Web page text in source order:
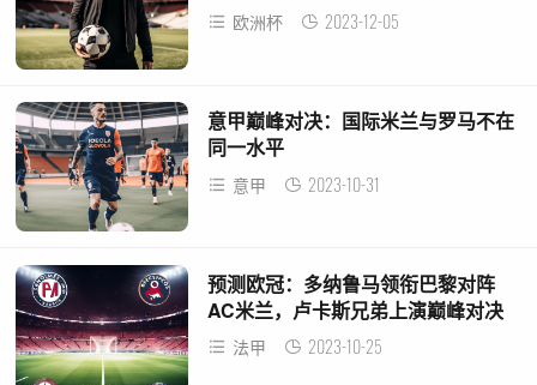
欧洲杯 2023-12-05
意甲巅峰对决：国际米兰与罗马不在
同一水平
意甲 2023-10-31
预测欧冠：多纳鲁马领衔巴黎对阵
AC米兰，卢卡斯兄弟上演巅峰对决
法甲 2023-10-25